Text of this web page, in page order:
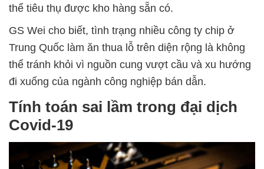
thể tiêu thụ được kho hàng sẵn có.
GS Wei cho biết, tình trạng nhiều công ty chip ở
Trung Quốc làm ăn thua lỗ trên diện rộng là không
thể tránh khỏi vì nguồn cung vượt cầu và xu hướng
đi xuống của ngành công nghiệp bán dẫn.
Tính toán sai lầm trong đại dịch
Covid-19